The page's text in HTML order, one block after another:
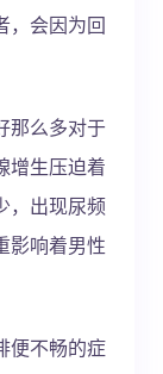
，会因为回
那么多对于
增生压迫着
，出现尿频
影响着男性
便不畅的症